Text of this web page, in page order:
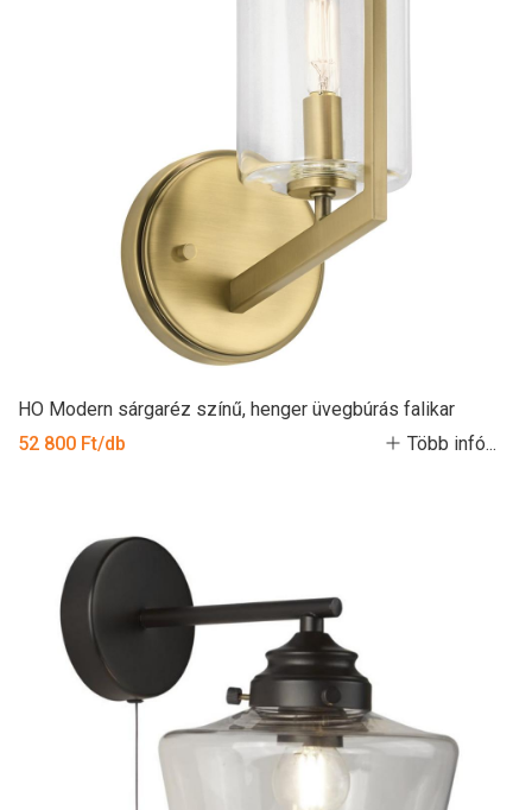
HO Modern sárgaréz színű, henger üvegbúrás falikar
52 800 Ft/db
Több infó...